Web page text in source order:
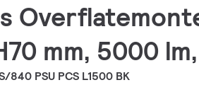
mm, 5000
840 PSU PCS L1500 BK